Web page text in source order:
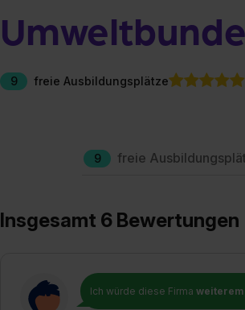
9 freie Ausbildungsplätze
9 freie
Insgesamt 6 Bewertungen
Ich würde diese Firma